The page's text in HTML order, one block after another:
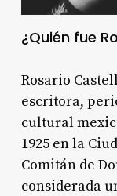
¿Quién fue
Rosario
escritora,
cultural
1925 en la
Comitán de
considerada